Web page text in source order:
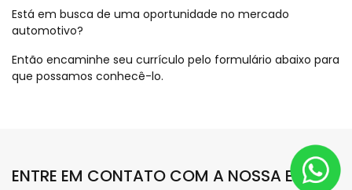
Está em busca de uma oportunidade no mercado
automotivo?
Então encaminhe seu currículo pelo formulário abaixo para
que possamos conhecê-lo.
ENTRE EM CONTATO COM A NOSSA EQUIPE